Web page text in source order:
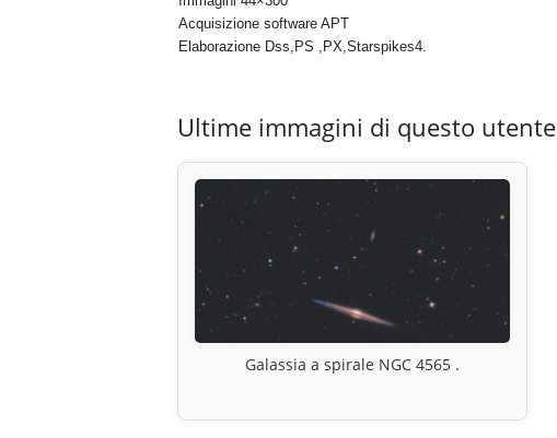
Acquisizione software APT
Elaborazione Dss,PS ,PX,Starspikes4.
Ultime immagini di questo utente
Galassia a spirale NGC 4565 .